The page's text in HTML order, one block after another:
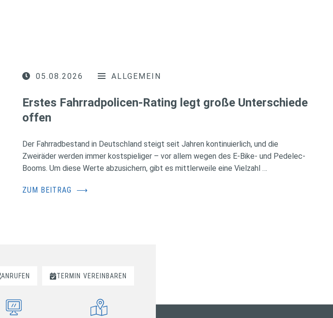
05.08.2026 ALLGEMEIN
Erstes Fahrradpolicen-Rating legt große Unterschiede
offen
Der Fahrradbestand in Deutschland steigt seit Jahren kontinuierlich, und die
Zweiräder werden immer kostspieliger – vor allem wegen des E-Bike- und Pedelec-
Booms. Um diese Werte abzusichern, gibt es mittlerweile eine Vielzahl …
ZUM BEITRAG ⟶
ANRUFEN TERMIN VEREINBAREN